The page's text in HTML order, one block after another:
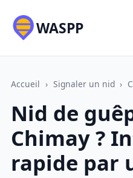
WASPP
Accueil › Signaler un nid ›
Nid de
Chimay ?
rapide par